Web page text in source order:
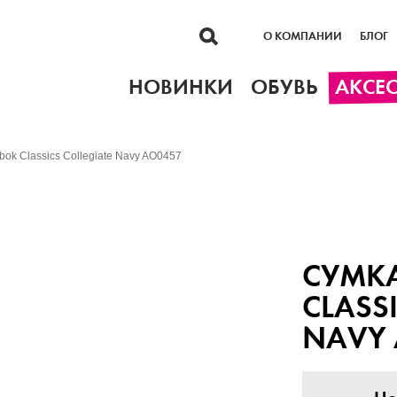
О КОМПАНИИ БЛОГ
НОВИНКИ ОБУВЬ
Classics Collegiate Navy AO0457
NAVY